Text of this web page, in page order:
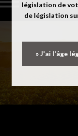
législation de
de législation
» J'ai l'âge